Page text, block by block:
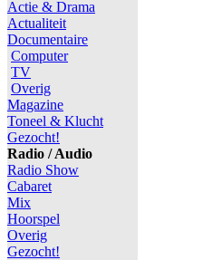
Actie & Drama
Actualiteit
Documentaire
Computer
TV
Overig
Magazine
Toneel & Klucht
Gezocht!
Radio / Audio
Radio Show
Cabaret
Mix
Hoorspel
Overig
Gezocht!